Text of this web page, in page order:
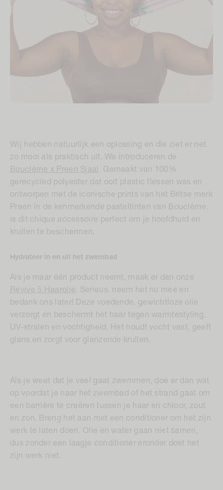
Wij hebben natuurlijk een oplossing en die ziet er net
zo mooi als praktisch uit. We introduceren de
Bouclème x Preen Sjaal . Gemaakt van 100%
gerecycled polyester dat ooit plastic flessen was en
ontworpen met de iconische prints van het Britse merk
Preen in de kenmerkende pasteltinten van Bouclème,
is dit chique accessoire perfect om je hoofdhuid en
krullen te beschermen.
Hydrateer in en uit het zwembad
Als je maar één product neemt, maak er dan onze
Revive 5 Haarolie. Serieus, neem het nu mee en
bedank ons later! Deze voedende, gewichtloze olie
verzorgt en beschermt het haar tegen warmtestyling,
UV-stralen en vochtigheid. Het houdt vocht vast, geeft
glans en zorgt voor glanzende krullen.
Als je weet dat je veel gaat zwemmen, doe er dan wat
op voordat je naar het zwembad of het strand gaat om
een barrière te creëren tussen je haar en chloor, zout
en zon. Breng het aan met een conditioner om het zijn
werk te laten doen. Olie en water gaan niet samen,
dus zonder een laagje conditioner eronder doet het
zijn werk niet.